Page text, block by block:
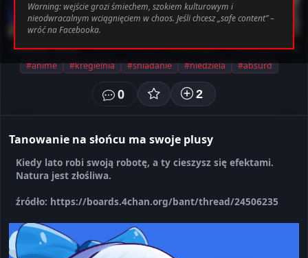
Ustawienia Wyloguj
Anime - SFW Klaudiusz• 1 miesięcy temu
#anime #kregielnia #sniadanie #niedziela #absurd
0 2
Tanowanie na słońcu ma swoje plusy
Kiedy lato robi swoją robotę, a ty cieszysz się efektami.
Natura jest złośliwa.
źródło: https://boards.4chan.org/bant/thread/24506235
Warning: wejście grozi śmiechem, szokiem kulturowym i
nieodwracalnym wciągnięciem w chaos. Jeśli chcesz „safe content” –
wróć na Facebooka.